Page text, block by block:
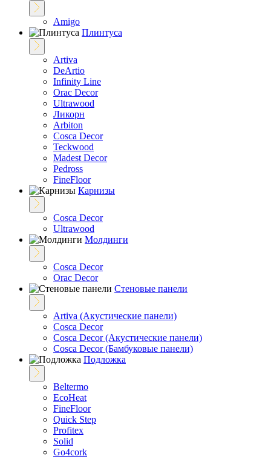
Amigo
Плинтуса
Artiva
DeArtio
Infinity Line
Orac Decor
Ultrawood
Ликорн
Arbiton
Cosca Decor
Teckwood
Madest Decor
Pedross
FineFloor
Карнизы
Cosca Decor
Ultrawood
Молдинги
Cosca Decor
Orac Decor
Стеновые панели
Artiva (Акустические панели)
Cosca Decor
Cosca Decor (Акустические панели)
Cosca Decor (Бамбуковые панели)
Подложка
Beltermo
EcoHeat
FineFloor
Quick Step
Profitex
Solid
Go4cork